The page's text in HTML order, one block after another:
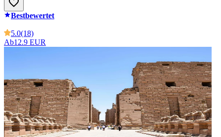
Bestbewertet
5.0(18)
Ab12.9 EUR